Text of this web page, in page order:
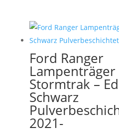
Ford Ranger
Lampenträger
Stormtrak –
Schwarz
2021-